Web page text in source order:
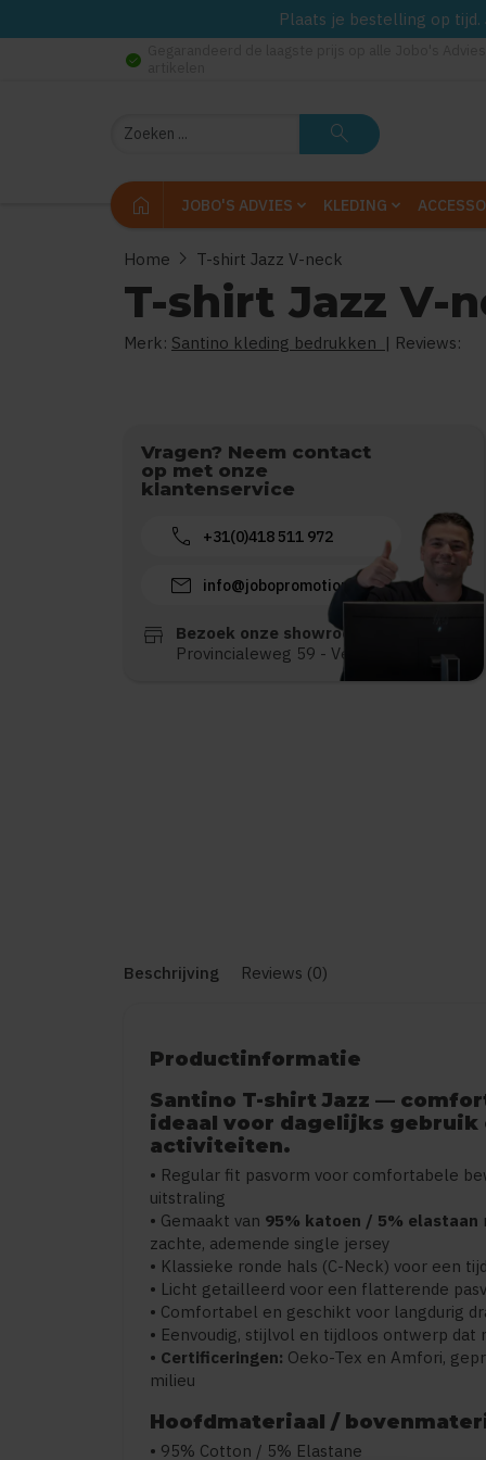
Plaats je bestelling op
check_circle
Zoeken search
home JOBO'S ADVIES KLEDING
Home chevron_right T-shirt Jazz V-neck
T-shirt Jazz V-
Merk: Santino kleding bedrukken | Reviews:
Vragen? Neem contact
op met onze
klantenservice
call +31(0)418 511 972
mail info@jobopromotions.nl
store
Bezoek onze showroom:
Provincialeweg 59 - Velddriel
Beschrijving Reviews (0)
Productinformatie
Santino T-shirt Jazz —
ideaal voor dagelijks
activiteiten.
• Regular fit pasvorm voor comfortabele
uitstraling
• Gemaakt van 95% katoen / 5% elastaan
zachte, ademende single jersey
• Klassieke ronde hals (C-Neck) voor een
• Licht getailleerd voor een flatterende
• Comfortabel en geschikt voor langdurig
• Eenvoudig, stijlvol en tijdloos ontwerp
• Certificeringen: Oeko-Tex en Amfori,
milieu
Hoofdmateriaal /
• 95% Cotton / 5% Elastane